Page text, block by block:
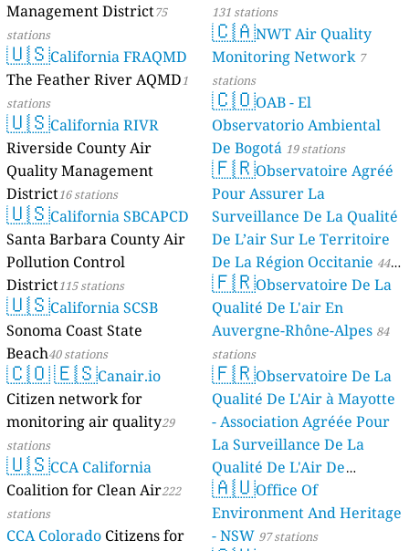
Management District75
stations
🇺🇸California FRAQMD
The Feather River AQMD1
stations
🇺🇸California RIVR
Riverside County Air
Quality Management
District16 stations
🇺🇸California SBCAPCD
Santa Barbara County Air
Pollution Control
District115 stations
🇺🇸California SCSB
Sonoma Coast State
Beach40 stations
🇨🇴🇪🇸Canair.io
Citizen network for
monitoring air quality29
stations
🇺🇸CCA California
Coalition for Clean Air222
stations
CCA Colorado Citizens for
131 stations
🇨🇦NWT Air Quality
Monitoring Network 7
stations
🇨🇴OAB - El
Observatorio Ambiental
De Bogotá 19 stations
🇫🇷Observatoire Agréé
Pour Assurer La
Surveillance De La Qualité
De L’air Sur Le Territoire
De La Région Occitanie 44
stations
🇫🇷Observatoire De La
Qualité De L'air En
Auvergne-Rhône-Alpes 84
stations
🇫🇷Observatoire De La
Qualité De L'Air à Mayotte
- Association Agréée Pour
La Surveillance De La
Qualité De L'Air De
Mayotte 4 stations
🇦🇺Office Of
Environment And Heritage
- NSW 97 stations